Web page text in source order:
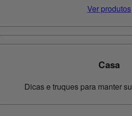
Ver produtos
Casa
Dicas e truques para manter